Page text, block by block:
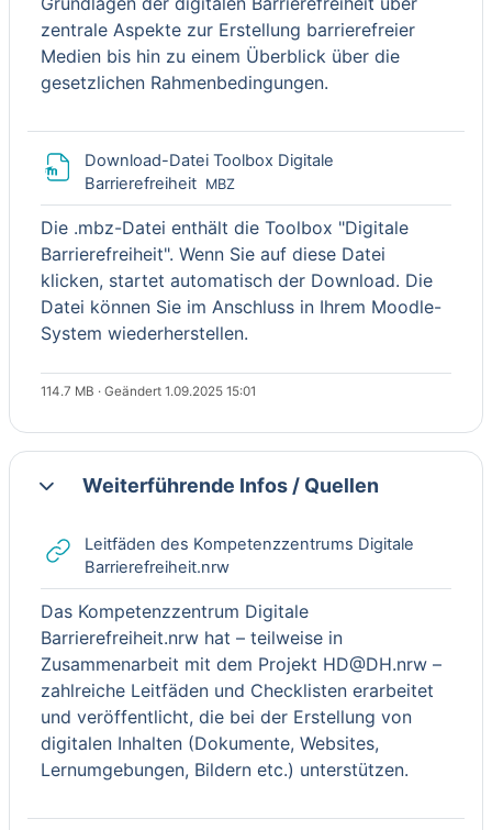
zentrale Aspekte zur Erstellung barrierefreier
Medien bis hin zu einem Überblick über die
gesetzlichen Rahmenbedingungen.
Download-Datei Toolbox Digitale
Barrierefreiheit MBZ
Die .mbz-Datei enthält die Toolbox "Digitale
Barrierefreiheit". Wenn Sie auf diese Datei
klicken, startet automatisch der Download. Die
Datei können Sie im Anschluss in Ihrem Moodle-
System wiederherstellen.
114.7 MB · Geändert 1.09.2025 15:01
EinklappenWeiterführende Infos / Quellen
Leitfäden des Kompetenzzentrums Digitale
Barrierefreiheit.nrwLink/URL
Das Kompetenzzentrum Digitale
Barrierefreiheit.nrw hat – teilweise in
Zusammenarbeit mit dem Projekt HD@DH.nrw –
zahlreiche Leitfäden und Checklisten erarbeitet
und veröffentlicht, die bei der Erstellung von
digitalen Inhalten (Dokumente, Websites,
Lernumgebungen, Bildern etc.) unterstützen.